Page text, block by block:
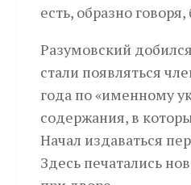
есть, образно
Разумовский
стали появляться
года по «именному
содержания, в
Начал издаваться
Здесь печатались